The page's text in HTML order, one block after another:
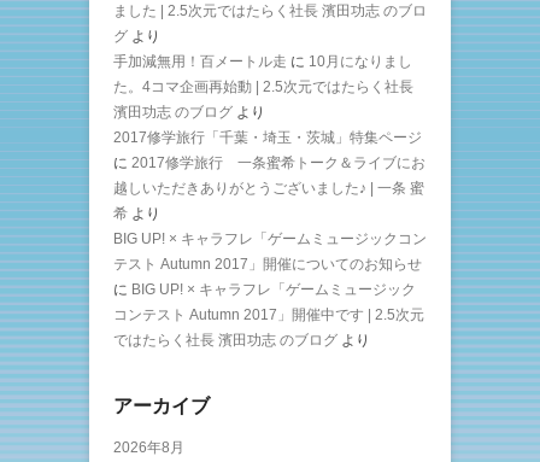
ました | 2.5次元ではたらく社長 濱田功志 のブロ
グ より
手加減無用！百メートル走 に 10月になりまし
た。4コマ企画再始動 | 2.5次元ではたらく社長
濱田功志 のブログ より
2017修学旅行「千葉・埼玉・茨城」特集ページ
に 2017修学旅行 一条蜜希トーク＆ライブにお
越しいただきありがとうございました♪ | 一条 蜜
希 より
BIG UP! × キャラフレ「ゲームミュージックコン
テスト Autumn 2017」開催についてのお知らせ
に BIG UP! × キャラフレ「ゲームミュージック
コンテスト Autumn 2017」開催中です | 2.5次元
ではたらく社長 濱田功志 のブログ より
アーカイブ
2026年8月